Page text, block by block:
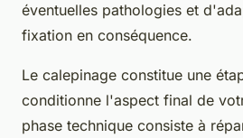
éventuelles pathologies et
fixation en conséquence.
Le calepinage constitue une
conditionne l'aspect final de
phase technique consiste à